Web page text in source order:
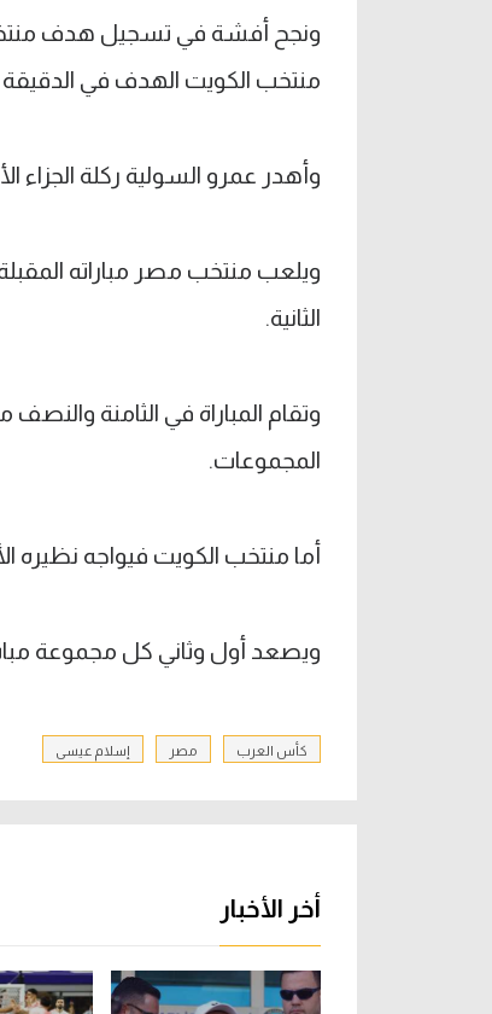
منتخب الكويت الهدف في الدقيقة 64 من رأسية فهد الهاجري.
وأهدر عمرو السولية ركلة الجزاء
ويلعب منتخب مصر مباراته
الثانية.
وتقام المباراة في الثامنة
المجموعات.
أما منتخب الكويت فيواجه نظيره
ويصعد أول وثاني كل مجموعة
كأس العرب مصر إسلام عيسى
أخر الأخبار